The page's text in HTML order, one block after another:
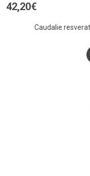
42,20€
Caudalie